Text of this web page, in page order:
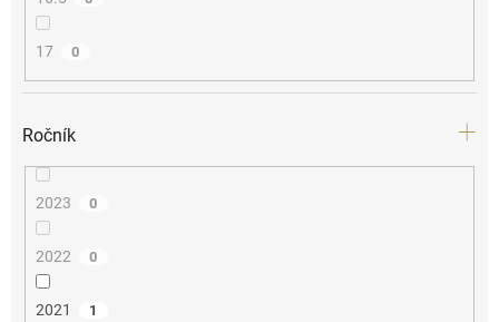
17 0
Ročník
2023 0
2022 0
2021 1